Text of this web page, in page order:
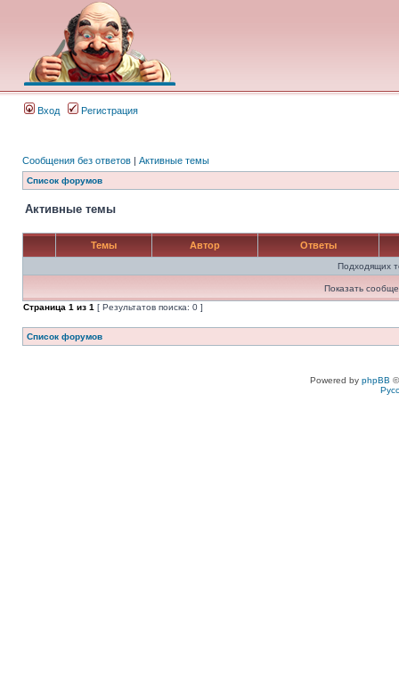
Вход Регистрация
Сообщения без ответов | Активные темы
Список форумов
Активные темы
Темы Автор Ответы
Подходящих
Показать
Страница 1 из 1 [ Результатов поиска: 0 ]
Список форумов
Powered by phpBB